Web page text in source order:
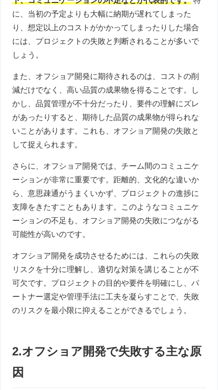
に、当初の予定よりも大幅に納期が遅れてしまった
り、想定以上のコストがかかってしまったりした場合
には、プロジェクトの失敗と判断されることが多いで
しょう。
また、オフショア開発に期待されるのは、コストの削
減だけでなく、高い品質の成果物を得ることです。し
かし、品質管理が不十分だったり、要件の理解にズレ
があったりすると、期待した品質の成果物が得られな
いことがあります。これも、オフショア開発の失敗と
して捉えられます。
さらに、オフショア開発では、チーム間のコミュニケ
ーションが非常に重要です。距離的、文化的な違いか
ら、意思疎通がうまくいかず、プロジェクトの進捗に
支障をきたすこともあります。このようなコミュニケ
ーションの不足も、オフショア開発の失敗につながる
可能性が高いのです。
オフショア開発を成功させるためには、これらの失敗
リスクを十分に理解し、適切な対策を講じることが不
可欠です。プロジェクトの目的や要件を明確にし、パ
ートナー選定や管理手法に工夫を凝らすことで、失敗
のリスクを最小限に抑えることができるでしょう。
2.オフショア開発で失敗する主な原
因